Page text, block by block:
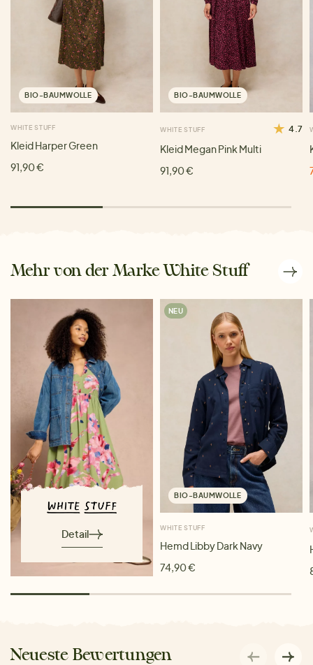
BIO-BAUMWOLLE
WHITE STUFF
Kleid Harper Green
91,90 €
BIO-BAUMWOLLE
WHITE STUFF 4.7
Kleid Megan Pink Multi
91,90 €
Mehr von der Marke White Stuff
Detail
NEU
BIO-BAUMWOLLE
WHITE STUFF
Hemd Libby Dark Navy
74,90 €
Neueste Bewertungen